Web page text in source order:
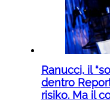
Ranucci, il
dentro
risiko. Ma il